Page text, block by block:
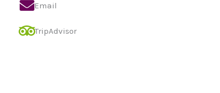
Email
TripAdvisor